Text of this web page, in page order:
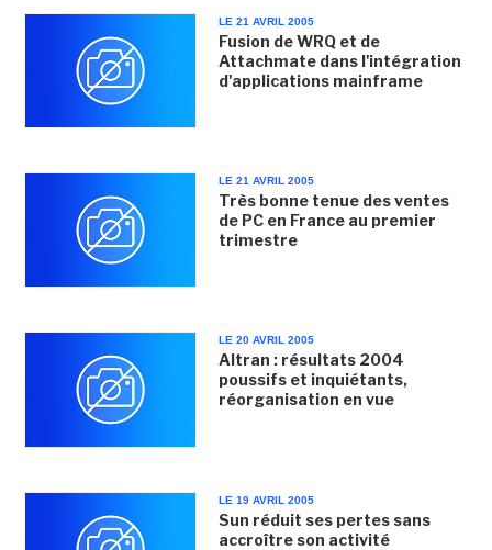
LE 21 AVRIL 2005
Fusion de WRQ et de
Attachmate dans l'intégration
d'applications mainframe
LE 21 AVRIL 2005
Très bonne tenue des ventes
de PC en France au premier
trimestre
LE 20 AVRIL 2005
Altran : résultats 2004
poussifs et inquiétants,
réorganisation en vue
LE 19 AVRIL 2005
Sun réduit ses pertes sans
accroître son activité